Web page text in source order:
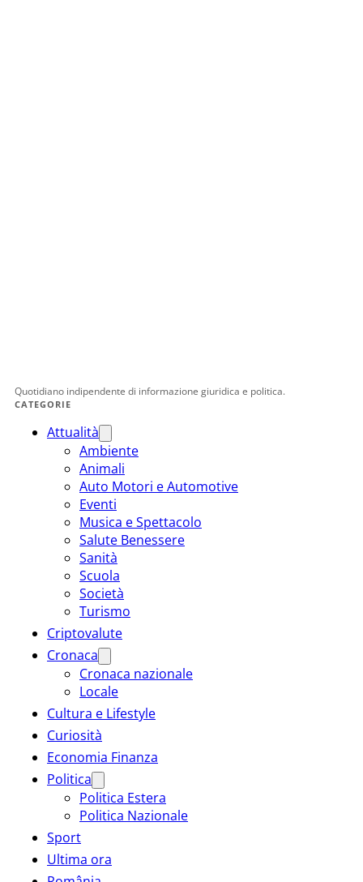
Quotidiano indipendente di informazione giuridica e politica.
CATEGORIE
Attualità
Ambiente
Animali
Auto Motori e Automotive
Eventi
Musica e Spettacolo
Salute Benessere
Sanità
Scuola
Società
Turismo
Criptovalute
Cronaca
Cronaca nazionale
Locale
Cultura e Lifestyle
Curiosità
Economia Finanza
Politica
Politica Estera
Politica Nazionale
Sport
Ultima ora